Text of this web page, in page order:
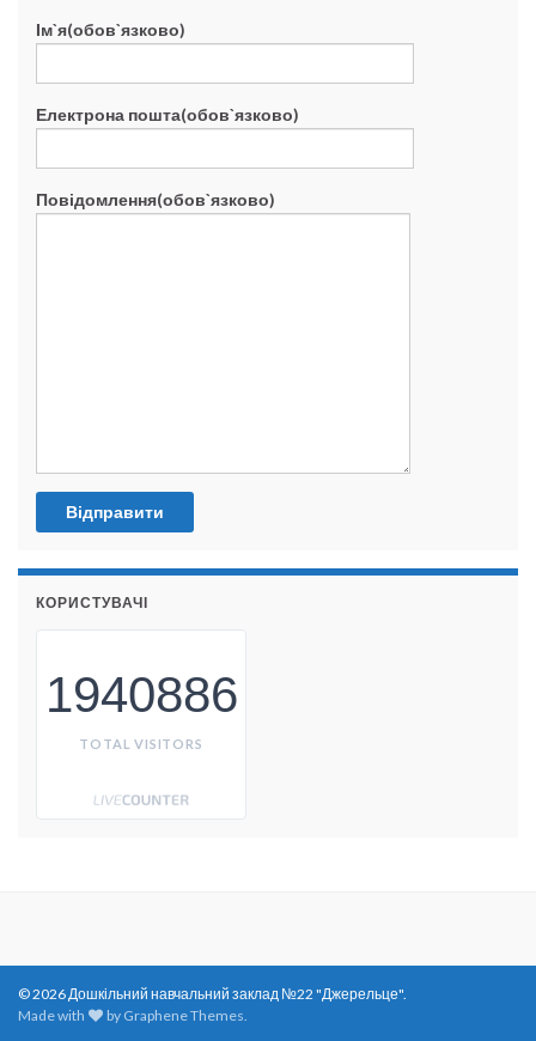
Ім`я(обов`язково)
Електрона пошта(обов`язково)
Повідомлення(обов`язково)
КОРИСТУВАЧІ
1940886
TOTAL VISITORS
© 2026 Дошкільний навчальний заклад №22 "Джерельце".
Made with
by Graphene Themes